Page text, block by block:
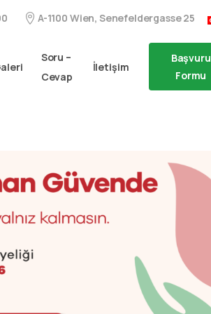
A-1100 Wien, Senefeldergasse 25
Soru –
Cevap
İletişim
Başvuru
Formu